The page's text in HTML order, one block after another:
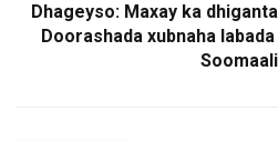
Dhageyso: Maxay ka
Doorashada xubnaha